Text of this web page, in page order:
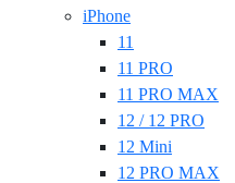
iPhone
11
11 PRO
11 PRO MAX
12 / 12 PRO
12 Mini
12 PRO MAX